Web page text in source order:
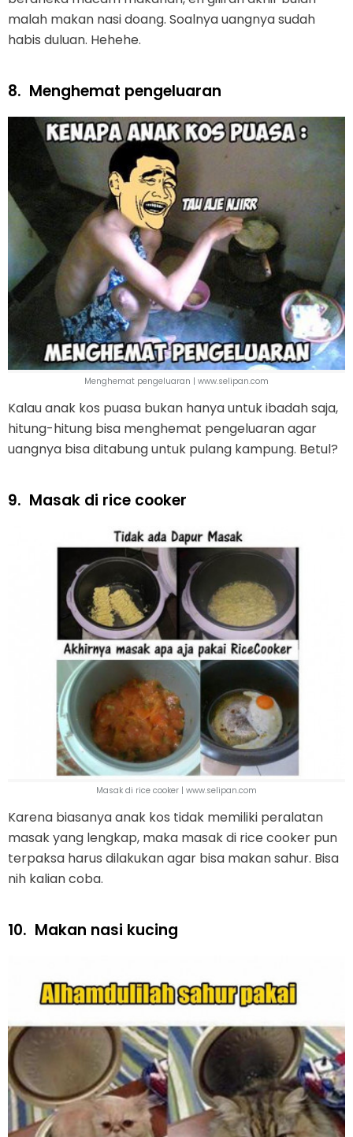
malah makan nasi doang. Soalnya uangnya sudah
habis duluan. Hehehe.
8. Menghemat pengeluaran
Menghemat pengeluaran | www.selipan.com
Kalau anak kos puasa bukan hanya untuk ibadah saja,
hitung-hitung bisa menghemat pengeluaran agar
uangnya bisa ditabung untuk pulang kampung. Betul?
9. Masak di rice cooker
Masak di rice cooker | www.selipan.com
Karena biasanya anak kos tidak memiliki peralatan
masak yang lengkap, maka masak di rice cooker pun
terpaksa harus dilakukan agar bisa makan sahur. Bisa
nih kalian coba.
10. Makan nasi kucing